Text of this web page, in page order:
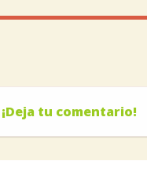
¡Deja tu comentario!